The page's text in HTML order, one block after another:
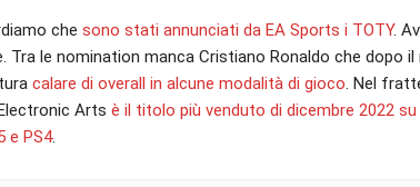
che sono stati annunciati da EA Sports i TOTY.
Tra le nomination manca Cristiano Ronaldo che dopo
calare di overall in alcune modalità di gioco. Nel
Arts è il titolo più venduto di dicembre 2022
e PS4.